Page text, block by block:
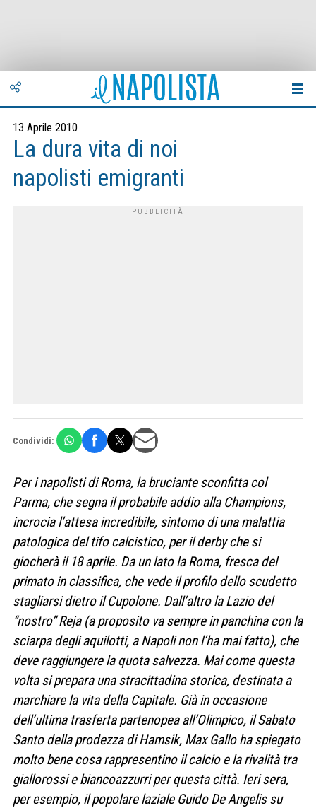
13 Aprile 2010
La dura vita di noi
napolisti emigranti
Condividi:
Per i napolisti di Roma, la bruciante sconfitta col
Parma, che segna il probabile addio alla Champions,
incrocia l’attesa incredibile, sintomo di una malattia
patologica del tifo calcistico, per il derby che si
giocherà il 18 aprile. Da un lato la Roma, fresca del
primato in classifica, che vede il profilo dello scudetto
stagliarsi dietro il Cupolone. Dall’altro la Lazio del
“nostro” Reja (a proposito va sempre in panchina con la
sciarpa degli aquilotti, a Napoli non l’ha mai fatto), che
deve raggiungere la quota salvezza. Mai come questa
volta si prepara una stracittadina storica, destinata a
marchiare la vita della Capitale. Già in occasione
dell’ultima trasferta partenopea all’Olimpico, il Sabato
Santo della prodezza di Hamsik, Max Gallo ha spiegato
molto bene cosa rappresentino il calcio e la rivalità tra
giallorossi e biancoazzurri per questa città. Ieri sera,
per esempio, il popolare laziale Guido De Angelis su